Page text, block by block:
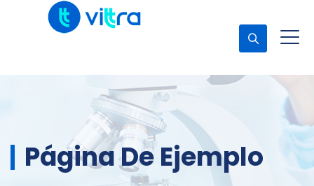
Concerta una cita
Página De Ejemplo